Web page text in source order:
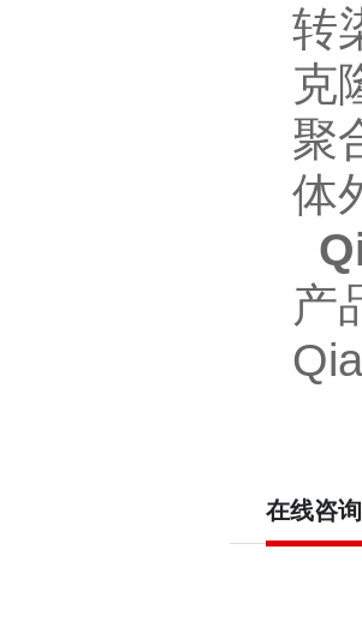
转
克
聚
体
产
在线咨询